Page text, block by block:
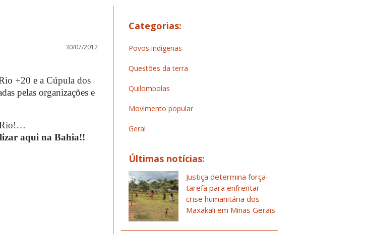
30/07/2012
+20 e a Cúpula dos
pelas organizações e
Rio!…
aqui na Bahia!!
Categorias:
Povos indígenas
Questões da terra
Quilombolas
Movimento popular
Geral
Últimas notícias:
Justiça determina força-
tarefa para enfrentar
crise humanitária dos
Maxakali em Minas Gerais